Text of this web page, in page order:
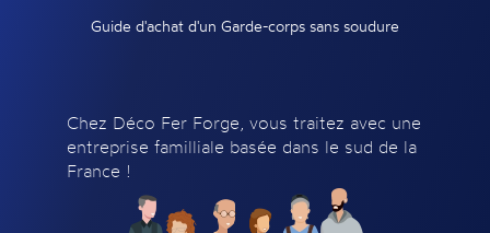
Guide d'achat d'un Garde-corps sans soudure
Chez Déco Fer Forge, vous traitez avec une
entreprise familliale basée dans le sud de la
France !